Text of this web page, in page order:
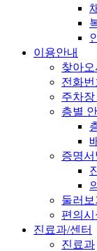
이용안내
찾아오
전화번
주차장
층별
증명서
둘러보
편의시
진료과/센터
진료과